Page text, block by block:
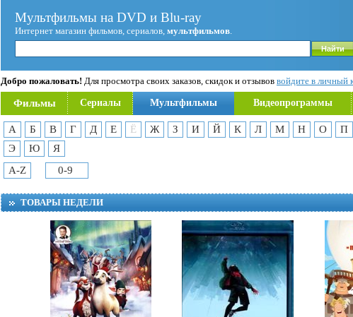
Мультфильмы на DVD и Blu-ray
Интернет магазин фильмов, сериалов, мультфильмов.
Добро пожаловать! Для просмотра своих заказов, скидок и отзывов войдите в личный
Фильмы Сериалы Мультфильмы Видеопрограммы
А Б В Г Д Е Ё Ж З И Й К Л М Н О П
Э
Ю
Я
A-Z
0-9
ТОВАРЫ НЕДЕЛИ